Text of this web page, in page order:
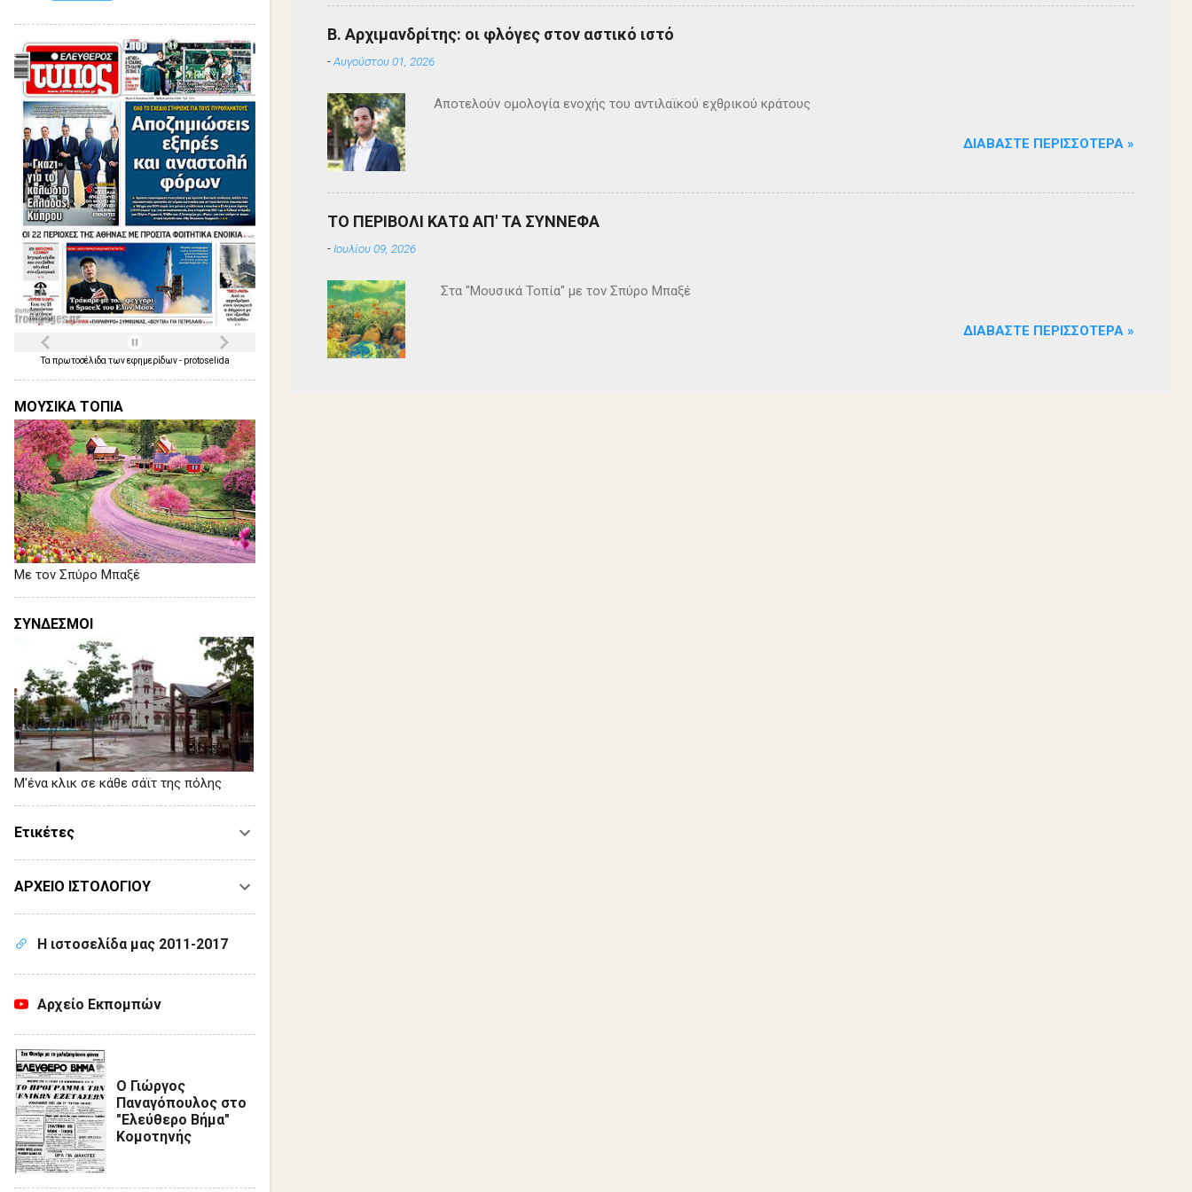
Β. Αρχιμανδρίτης: οι φλόγες στον αστικό ιστό
-Αυγούστου 01, 2026
Αποτελούν ομολογία ενοχής του αντιλαϊκού εχθρικού κράτους
ΔΙΑΒΆΣΤΕ ΠΕΡΙΣΣΌΤΕΡΑ »
ΤΟ ΠΕΡΙΒΟΛΙ ΚΑΤΩ ΑΠ' ΤΑ ΣΥΝΝΕΦΑ
- Ιουλίου 09, 2026
Στα "Μουσικά Τοπία" με τον Σπύρο Μπαξέ
ΔΙΑΒΆΣΤΕ ΠΕΡΙΣΣΌΤΕΡΑ »
Τα πρωτοσέλιδα τωνεφημερίδων- protoselida
ΜΟΥΣΙΚΑ ΤΟΠΙΑ
Με τον Σπύρο Μπαξέ
ΣΥΝΔΕΣΜΟΙ
Μ'ένα κλικ σε κάθε σάϊτ της πόλης
Ετικέτες
ΑΡΧΕΙΟ ΙΣΤΟΛΟΓΙΟΥ
Η ιστοσελίδα μας 2011-2017
Αρχείο Εκπομπών
Ο Γιώργος
Παναγόπουλος στο
"Ελεύθερο Βήμα"
Κομοτηνής